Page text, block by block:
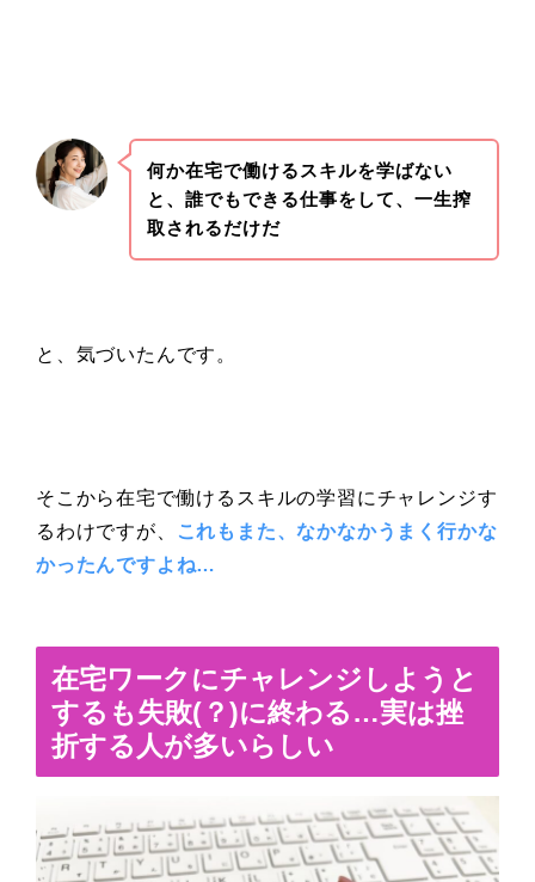
何か在宅で働けるスキルを学ばない
と、誰でもできる仕事をして、一生搾
取されるだけだ
と、気づいたんです。
そこから在宅で働けるスキルの学習にチャレンジす
るわけですが、
これもまた、なかなかうまく行かな
かったんですよね…
在宅ワークにチャレンジしようと
するも失敗(？)に終わる…実は挫
折する人が多いらしい